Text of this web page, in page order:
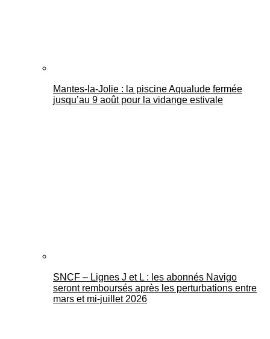
Mantes-la-Jolie : la piscine Aqualude fermée
jusqu’au 9 août pour la vidange estivale
SNCF – Lignes J et L : les abonnés Navigo
seront remboursés après les perturbations entre
mars et mi-juillet 2026